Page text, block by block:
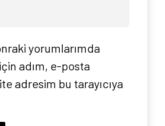
yorumlarımda
adım, e-posta
adresim bu tarayıcıya